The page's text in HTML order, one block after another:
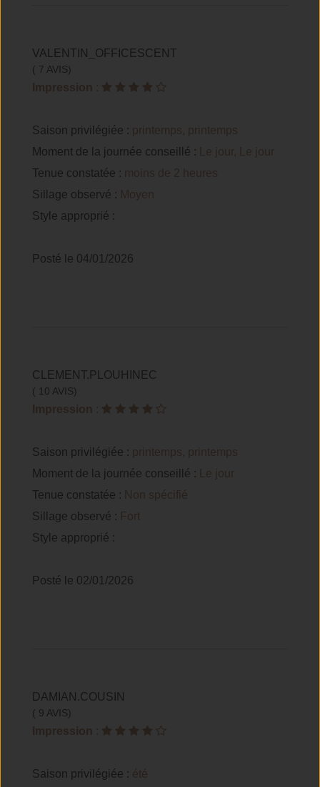
VALENTIN_OFFICESCENT
( 7 AVIS)
Impression :
Saison privilégiée : printemps, printemps
Moment de la journée conseillé :
Le jour, Le jour
Tenue constatée :
moins de 2 heures
Sillage observé : Moyen
Style approprié :
Posté le 04/01/2026
CLEMENT.PLOUHINEC
( 10 AVIS)
Impression :
Saison privilégiée : printemps, printemps
Moment de la journée conseillé :
Le jour
Tenue constatée : Non spécifié
Sillage observé : Fort
Style approprié :
Posté le 02/01/2026
DAMIAN.COUSIN
( 9 AVIS)
Impression :
Saison privilégiée : été